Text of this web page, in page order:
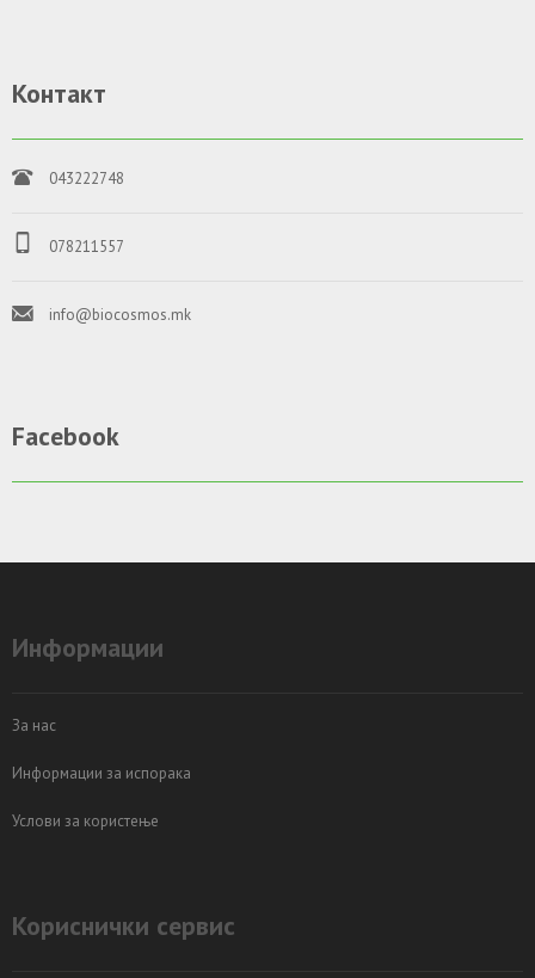
Контакт
043222748
078211557
info@biocosmos.mk
Facebook
Информации
За нас
Информации за испорака
Услови за користење
Кориснички сервис